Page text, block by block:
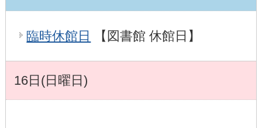
臨時休館日 【図書館 休館日】
16日(日曜日)